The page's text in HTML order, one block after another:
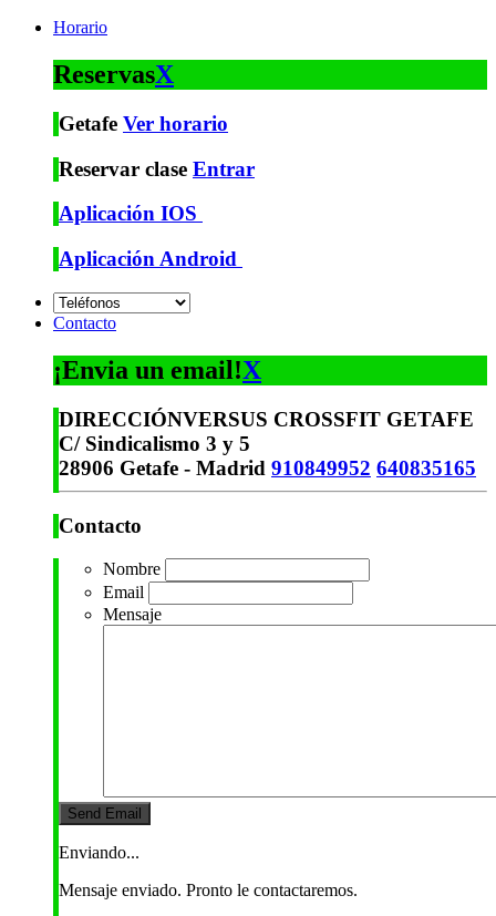
Horario
ReservasX
Getafe Ver horario
Reservar clase Entrar
Aplicación IOS
Aplicación Android
Contacto
¡Envia un email!X
DIRECCIÓNVERSUS CROSSFIT GETAFE
C/ Sindicalismo 3 y 5
28906 Getafe - Madrid 910849952 640835165
Contacto
Nombre
Email
Mensaje
Enviando...
Mensaje enviado. Pronto le contactaremos.